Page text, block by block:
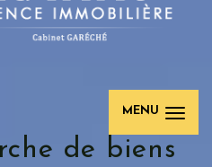
MENU
de biens